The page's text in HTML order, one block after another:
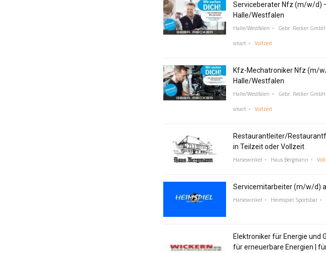
Serviceberater Nfz (m/w/d)
Halle/Westfalen
Halle/Westfalen Gebr. Recker
smart Vollzeit
Kfz-Mechatroniker Nfz (m/
Halle/Westfalen
Halle/Westfalen Gebr. Recker
smart Vollzeit
Restaurantleiter/
in Teilzeit oder Vollzeit
Harsewinkel Haus Bergmann
Servicemitarbeiter (m/w/d)
Harsewinkel Heimspiel Sportsbar
Elektroniker für Energie und
für erneuerbare Energien |